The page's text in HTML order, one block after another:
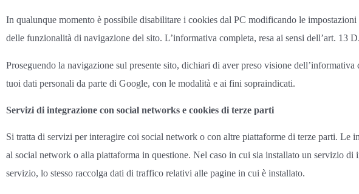
In qualunque momento è possibile disabilitare i cookies dal PC modificando le
delle funzionalità di navigazione del sito. L’informativa completa, resa ai sensi dell’art.
Proseguendo la navigazione sul presente sito, dichiari di aver preso visione
tuoi dati personali da parte di Google, con le modalità e ai fini sopraindicati.
Servizi di integrazione con social networks e cookies di terze parti
Si tratta di servizi per interagire coi social network o con altre piattaforme di terze parti.
al social network o alla piattaforma in questione. Nel caso in cui sia installato un servizio
servizio, lo stesso raccolga dati di traffico relativi alle pagine in cui è installato.